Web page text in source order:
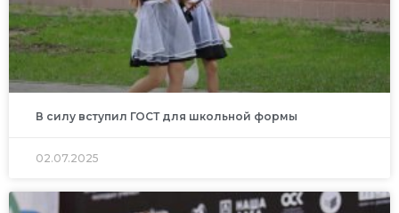
В силу вступил ГОСТ для школьной формы
02.07.2025